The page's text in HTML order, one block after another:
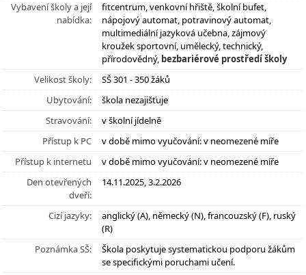
Vybavení školy a její
nabídka:
fitcentrum, venkovní hřiště, školní bufet,
nápojový automat, potravinový automat,
multimediální jazyková učebna, zájmový
kroužek sportovní, umělecký, technický,
přírodovědný, bezbariérové prostředí školy
Velikost školy:
SŠ 301 - 350 žáků
Ubytování:
škola nezajišťuje
Stravování:
v školní jídelně
Přístup k PC
v době mimo vyučování: v neomezené míře
Přístup k internetu
v době mimo vyučování: v neomezené míře
Den otevřených
dveří:
14.11.2025, 3.2.2026
Cizí jazyky:
anglický (A), německý (N), francouzský (F), ruský
(R)
Poznámka SŠ:
Škola poskytuje systematickou podporu žákům
se specifickými poruchami učení.